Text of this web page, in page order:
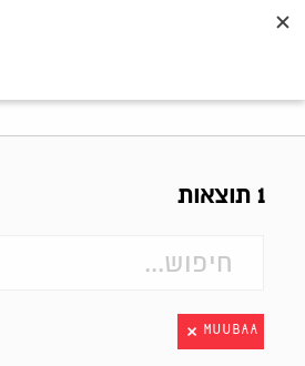
1 תוצאות
MUUBAA